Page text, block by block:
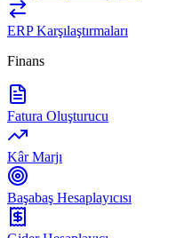
ERP Karşılaştırmaları
Finans
Fatura Oluşturucu
Kâr Marjı
Başabaş Hesaplayıcısı